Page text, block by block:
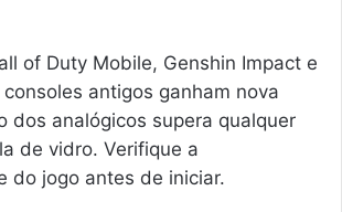
of Duty Mobile, Genshin Impact e
antigos ganham nova
dos analógicos supera qualquer
de vidro. Verifique a
do jogo antes de iniciar.